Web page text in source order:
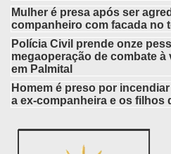
Mulher é presa após ser
companheiro com facada no
Polícia Civil prende onze
megaoperação de combate
em Palmital
Homem é preso por
a ex-companheira e os filhos